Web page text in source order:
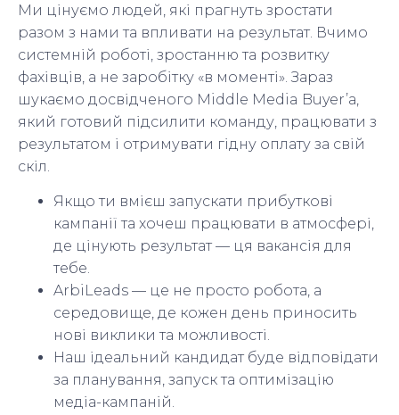
Ми цінуємо людей, які прагнуть зростати
разом з нами та впливати на результат. Вчимо
системній роботі, зростанню та розвитку
фахівців, а не заробітку «в моменті». Зараз
шукаємо досвідченого Middle Media Buyer’а,
який готовий підсилити команду, працювати з
результатом і отримувати гідну оплату за свій
скіл.
Якщо ти вмієш запускати прибуткові
кампанії та хочеш працювати в атмосфері,
де цінують результат — ця вакансія для
тебе.
ArbiLeads — це не просто робота, а
середовище, де кожен день приносить
нові виклики та можливості.
Наш ідеальний кандидат буде відповідати
за планування, запуск та оптимізацію
медіа-кампаній.